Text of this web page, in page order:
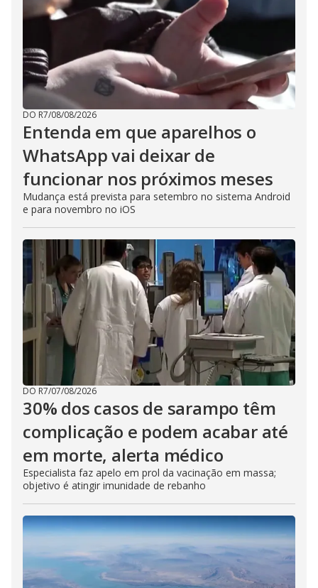
DO R7/08/08/2026
Entenda em que aparelhos o
WhatsApp vai deixar de
funcionar nos próximos meses
Mudança está prevista para setembro no sistema Android
e para novembro no iOS
DO R7/07/08/2026
30% dos casos de sarampo têm
complicação e podem acabar até
em morte, alerta médico
Especialista faz apelo em prol da vacinação em massa;
objetivo é atingir imunidade de rebanho